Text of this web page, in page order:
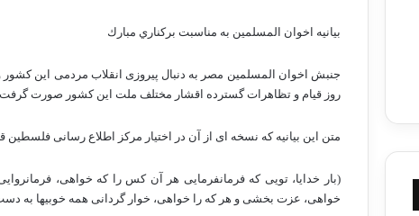
بیانیه اخوان المسلمین به مناسبت بركناري مبارك
روز قیام و تظاهرات گسترده اقشار مختلف ملت این کشور صورت گرفت،
متن این بیانیه که نسخه ای از آن در اختیار مرکز اطلاع رسانی
(بار خدایا، تویى كه فرمانفرمایى هر آن كس را كه خواهى،
خواهى، عزت بخشى و هر كه را خواهى، خوار گردانى همه خوبیها به